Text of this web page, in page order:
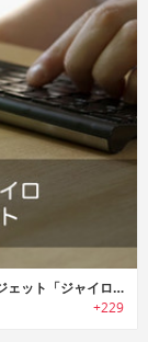
Gyro Spin｜バランスのとれたジャイロスピニングガジェット「ジャイロスピン」
+229